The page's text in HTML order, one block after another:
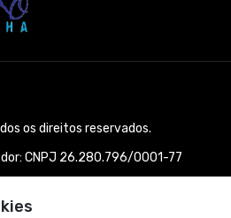
os direitos reservados.
CNPJ 26.280.796/0001-77